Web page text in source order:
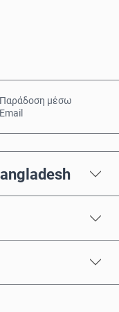
Παράδοση μέσω
Email